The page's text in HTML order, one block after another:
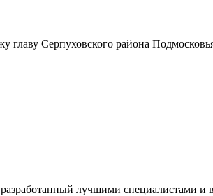
главу Серпуховского района
лучшими специалистами и